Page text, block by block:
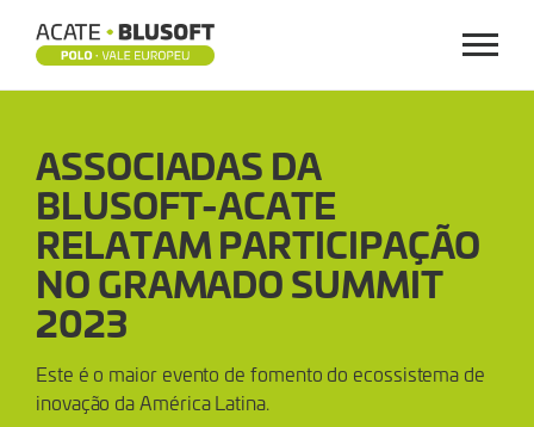
Menu
DA
BLUSOFT-
ACATE
RELATAM
PARTICIPAÇÃO
ASSOCIADAS DA
BLUSOFT-ACATE
RELATAM PARTICIPAÇÃO
NO GRAMADO SUMMIT
2023
Este é o maior evento de fomento do ecossistema de
inovação da América Latina.